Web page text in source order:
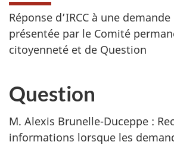
Réponse d’IRCC à une
présentée par le Comité
citoyenneté et de Question
Question
M. Alexis Brunelle-Duceppe :
informations lorsque les